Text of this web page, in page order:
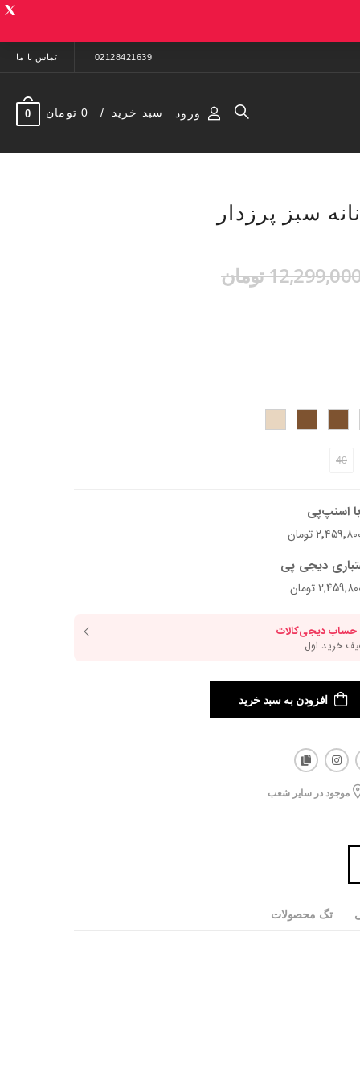
02128421639 تماس با ما
ورود سبد خرید 0 تومان 0
سبز پرزدار
تومان
40
اسنپ‌پی
دیجی پی
افزودن به سبد خرید
موجود در سایر شعب
تگ محصولات